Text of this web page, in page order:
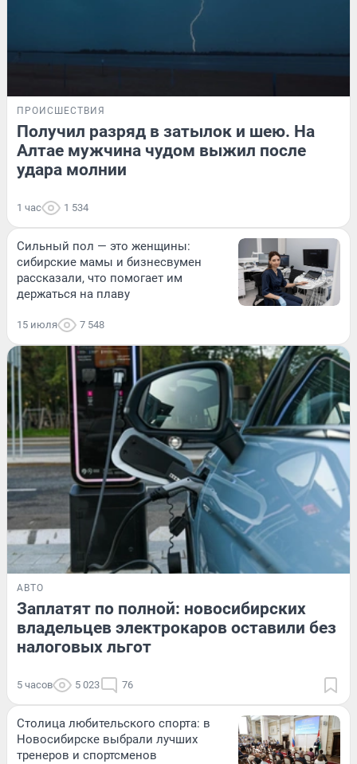
ПРОИСШЕСТВИЯ
Получил разряд в затылок и шею. На
Алтае мужчина чудом выжил после
удара молнии
1 час 1 534
Сильный пол — это женщины:
сибирские мамы и бизнесвумен
рассказали, что помогает им
держаться на плаву
15 июля 7 548
АВТО
Заплатят по полной: новосибирских
владельцев электрокаров оставили без
налоговых льгот
5 часов 5 023 76
Столица любительского спорта: в
Новосибирске выбрали лучших
тренеров и спортсменов